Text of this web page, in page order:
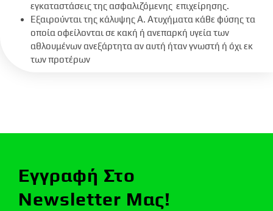
εγκαταστάσεις της ασφαλιζόμενης επιχείρησης.
Εξαιρούνται της κάλυψης Α. Ατυχήματα κάθε φύσης τα
οποία οφείλονται σε κακή ή ανεπαρκή υγεία των
αθλουμένων ανεξάρτητα αν αυτή ήταν γνωστή ή όχι εκ
των προτέρων
Εγγραφή Στο
Newsletter Μας!